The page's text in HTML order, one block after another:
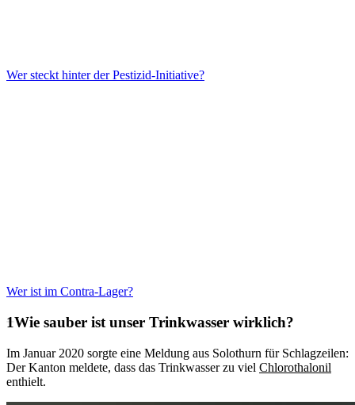
Wer steckt hinter der Pestizid-Initiative?
Wer ist im Contra-Lager?
Wie sauber ist unser Trinkwasser wirklich?
Im Januar 2020 sorgte eine Meldung aus Solothurn für Schlagzeilen:
Der Kanton meldete, dass das Trinkwasser zu viel Chlorothalonil
enthielt.